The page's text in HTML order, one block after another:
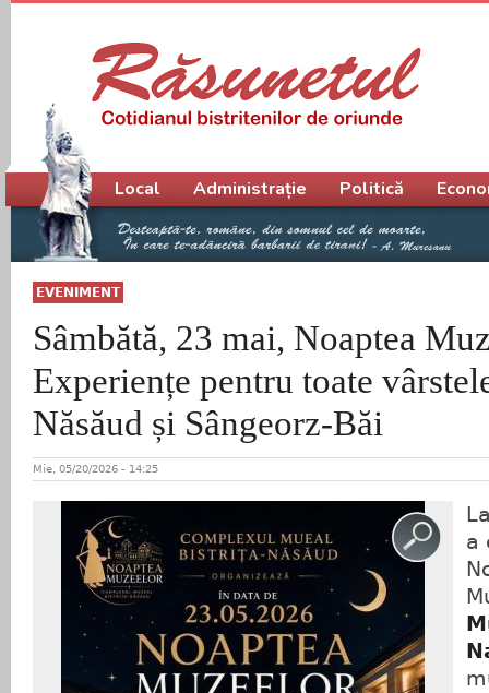
EVENIMENT
Sâmbătă, 23 mai, Noaptea
Experiențe pentru toate
Năsăud și Sângeorz-Băi
Mie, 05/20/2026 - 14:25
a
Meniu principal
Local Administrație Politică